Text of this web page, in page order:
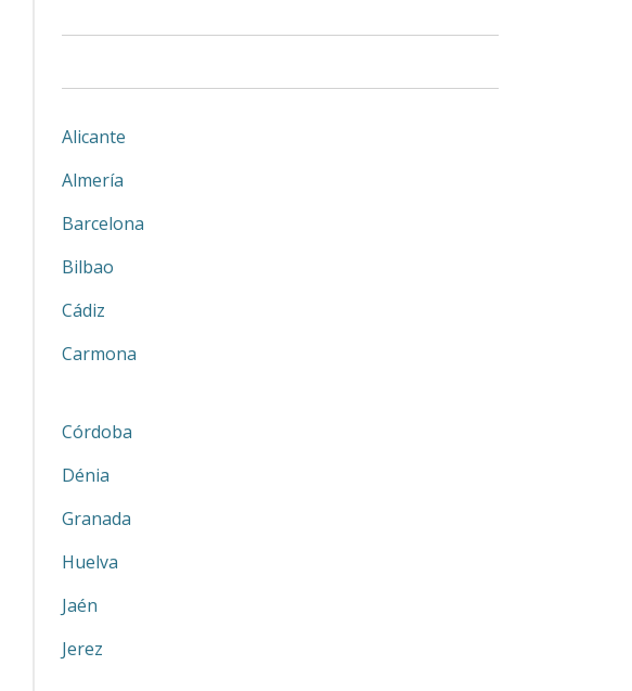
Alicante
Almería
Barcelona
Bilbao
Cádiz
Carmona
Córdoba
Dénia
Granada
Huelva
Jaén
Jerez